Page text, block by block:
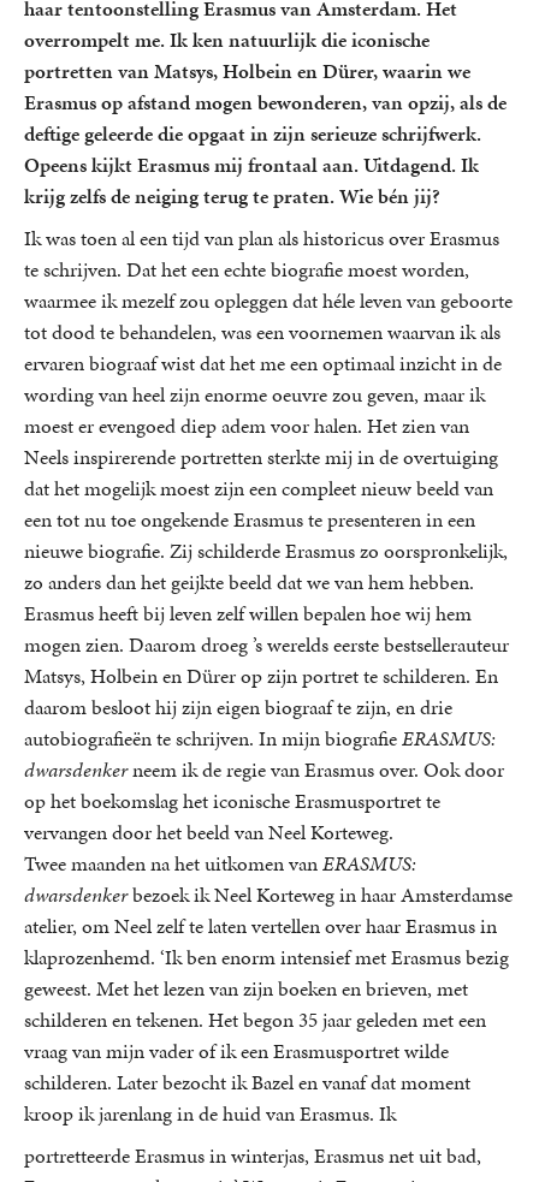
haar tentoonstelling Erasmus van Amsterdam. Het
overrompelt me. Ik ken natuurlijk die iconische
portretten van Matsys, Holbein en Dürer, waarin we
Erasmus op afstand mogen bewonderen, van opzij, als de
deftige geleerde die opgaat in zijn serieuze schrijfwerk.
Opeens kijkt Erasmus mij frontaal aan. Uitdagend. Ik
krijg zelfs de neiging terug te praten. Wie bén jij?
Ik was toen al een tijd van plan als historicus over Erasmus
te schrijven. Dat het een echte biografie moest worden,
waarmee ik mezelf zou opleggen dat héle leven van geboorte
tot dood te behandelen, was een voornemen waarvan ik als
ervaren biograaf wist dat het me een optimaal inzicht in de
wording van heel zijn enorme oeuvre zou geven, maar ik
moest er evengoed diep adem voor halen. Het zien van
Neels inspirerende portretten sterkte mij in de overtuiging
dat het mogelijk moest zijn een compleet nieuw beeld van
een tot nu toe ongekende Erasmus te presenteren in een
nieuwe biografie. Zij schilderde Erasmus zo oorspronkelijk,
zo anders dan het geijkte beeld dat we van hem hebben.
Erasmus heeft bij leven zelf willen bepalen hoe wij hem
mogen zien. Daarom droeg ’s werelds eerste bestsellerauteur
Matsys, Holbein en Dürer op zijn portret te schilderen. En
daarom besloot hij zijn eigen biograaf te zijn, en drie
autobiografieën te schrijven. In mijn biografieERASMUS:
dwarsdenkerneem ik de regie van Erasmus over. Ook door
op het boekomslag het iconische Erasmusportret te
vervangen door het beeld van Neel Korteweg.
Twee maanden na het uitkomen vanERASMUS:
dwarsdenkerbezoek ik Neel Korteweg in haar Amsterdamse
atelier, om Neel zelf te laten vertellen over haar Erasmus in
klaprozenhemd. ‘Ik ben enorm intensief met Erasmus bezig
geweest. Met het lezen van zijn boeken en brieven, met
schilderen en tekenen. Het begon 35 jaar geleden met een
vraag van mijn vader of ik een Erasmusportret wilde
schilderen. Later bezocht ik Bazel en vanaf dat moment
kroop ik jarenlang in de huid van Erasmus. Ik
portretteerde Erasmus in winterjas, Erasmus net uit bad,